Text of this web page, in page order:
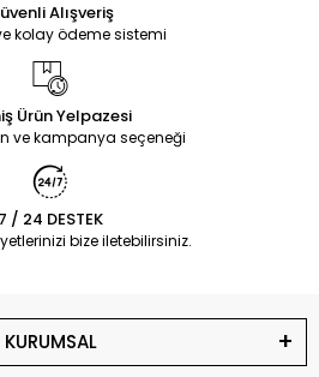
Alışveriş
kolay ödeme sistemi
Ürün Yelpazesi
ve kampanya seçeneği
7 / 24 DESTEK
bize iletebilirsiniz.
KURUMSAL